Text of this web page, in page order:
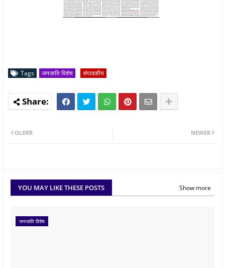
Tags जनजाति विशेष संपादकीय
NEWER
OLDER
YOU MAY LIKE THESE POSTS Show more
जनजाति विशेष